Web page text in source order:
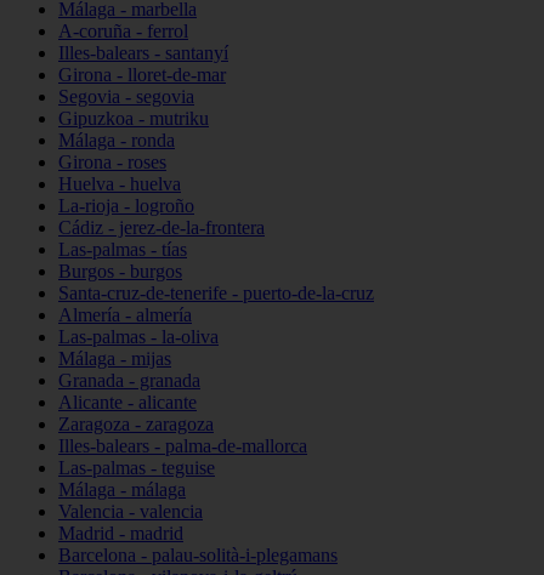
Málaga - marbella
A-coruña - ferrol
Illes-balears - santanyí
Girona - lloret-de-mar
Segovia - segovia
Gipuzkoa - mutriku
Málaga - ronda
Girona - roses
Huelva - huelva
La-rioja - logroño
Cádiz - jerez-de-la-frontera
Las-palmas - tías
Burgos - burgos
Santa-cruz-de-tenerife - puerto-de-la-cruz
Almería - almería
Las-palmas - la-oliva
Málaga - mijas
Granada - granada
Alicante - alicante
Zaragoza - zaragoza
Illes-balears - palma-de-mallorca
Las-palmas - teguise
Málaga - málaga
Valencia - valencia
Madrid - madrid
Barcelona - palau-solità-i-plegamans